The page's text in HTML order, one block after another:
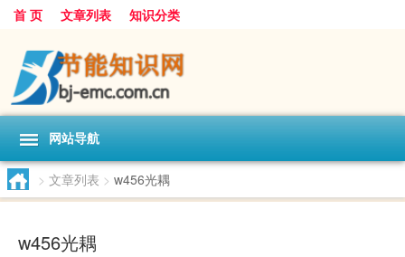
首 页 文章列表 知识分类
网站导航
> 文章列表 > w456光耦
w456光耦